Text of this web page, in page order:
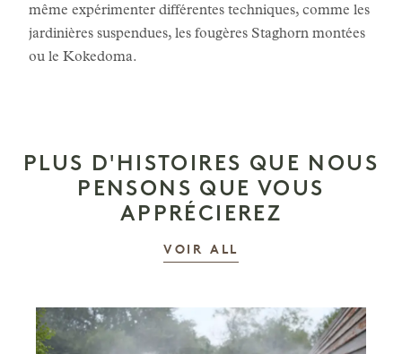
même expérimenter différentes techniques, comme les
jardinières suspendues, les fougères Staghorn montées
ou le Kokedoma.
PLUS D'HISTOIRES QUE NOUS
PENSONS QUE VOUS
APPRÉCIEREZ
VOIR ALL